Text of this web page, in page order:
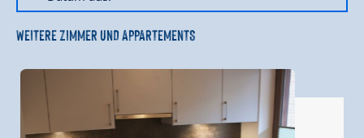
WEITERE ZIMMER UND APPARTEMENTS